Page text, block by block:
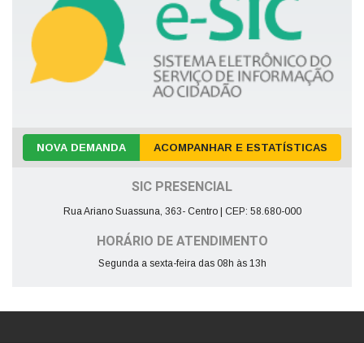
NOVA DEMANDA ACOMPANHAR E ESTATÍSTICAS
SIC PRESENCIAL
Rua Ariano Suassuna, 363- Centro | CEP: 58.680-000
HORÁRIO DE ATENDIMENTO
Segunda a sexta-feira das 08h às 13h